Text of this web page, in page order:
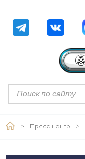
> Пресс-центр >